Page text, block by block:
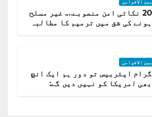
بین الاقوامی
20 نکاتی امن منصوبے…. غیر مسلح
ہونے کی شق میں ترمیم کا مطالبہ
بین الاقوامی
گرام ایئربیس تو دور ہم ایک انچ
بھی امریکا کو نہیں دیں گے: